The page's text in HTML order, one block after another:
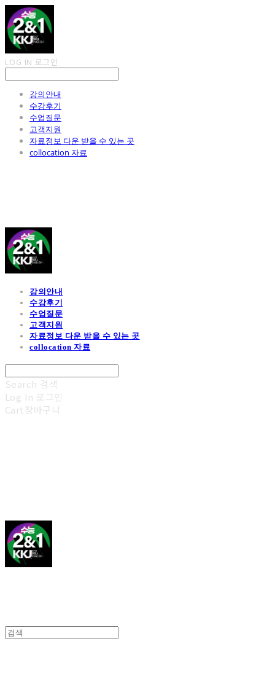
LOG IN 로그인
강의안내
수강후기
수업질문
고객지원
자료정보 다운 받을 수 있는 곳
collocation 자료
강의안내
수강후기
수업질문
고객지원
자료정보 다운 받을 수 있는 곳
collocation 자료
Search 검색
Log In 로그인
Cart장바구니